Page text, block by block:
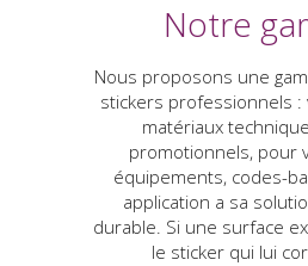
Notre
Nous proposons une
stickers professionnels :
matériaux
promotionnels, pour
équipements, codes-
application a sa
durable. Si une surface
le sticker qui lui